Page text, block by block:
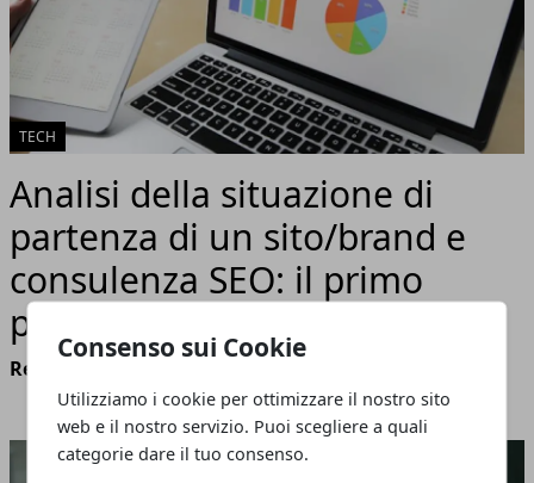
Consenso sui Cookie
Utilizziamo i cookie per ottimizzare il nostro sito
web e il nostro servizio. Puoi scegliere a quali
categorie dare il tuo consenso.
TECH
Analisi della situazione di
partenza di un sito/brand e
consulenza SEO: il primo
passo per il successo online
Redazione